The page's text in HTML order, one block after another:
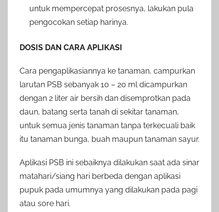
untuk mempercepat prosesnya, lakukan pula
pengocokan setiap harinya.
DOSIS DAN CARA APLIKASI
Cara pengaplikasiannya ke tanaman, campurkan
larutan PSB sebanyak 10 – 20 ml dicampurkan
dengan 2 liter air bersih dan disemprotkan pada
daun, batang serta tanah di sekitar tanaman,
untuk semua jenis tanaman tanpa terkecuali baik
itu tanaman bunga, buah maupun tanaman sayur.
Aplikasi PSB ini sebaiknya dilakukan saat ada sinar
matahari/siang hari berbeda dengan aplikasi
pupuk pada umumnya yang dilakukan pada pagi
atau sore hari.